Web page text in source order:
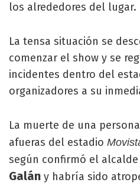
los alrededores del lugar.
La tensa situación se
comenzar el show y se
incidentes dentro del
organizadores a su
La muerte de una
afueras del estadio
según confirmó el alcalde
Galán y habría sido